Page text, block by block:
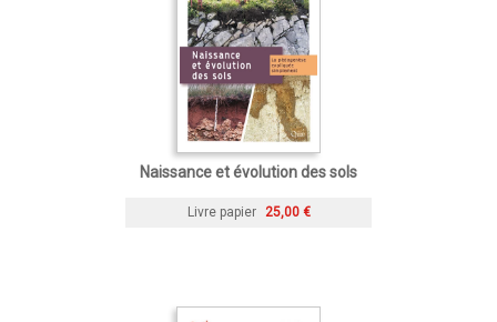
Naissance et évolution des sols
Livre papier 25,00 €